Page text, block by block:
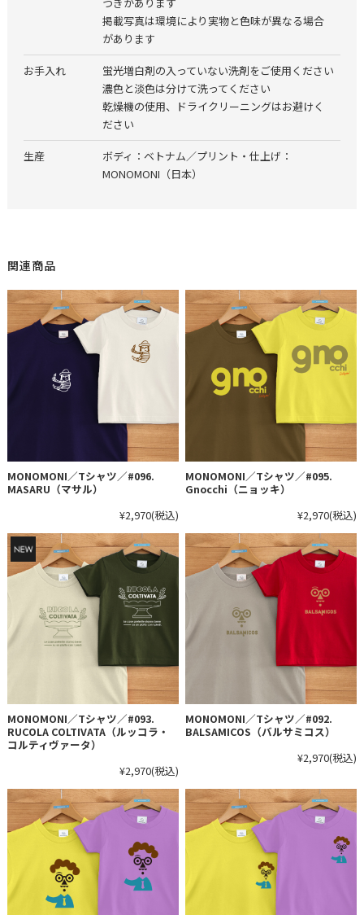
掲載写真は環境により実物と色味が異なる場合
があります
お手入れ
蛍光増白剤の入っていない洗剤をご使用ください
濃色と淡色は分けて洗ってください
乾燥機の使用、ドライクリーニングはお避けく
ださい
生産
ボディ：ベトナム／プリント・仕上げ：
MONOMONI（日本）
関連商品
MONOMONI／Tシャツ／#096.
MASARU（マサル）
¥2,970(税込)
MONOMONI／Tシャツ／#095.
Gnocchi（ニョッキ）
¥2,970(税込)
MONOMONI／Tシャツ／#093.
RUCOLA COLTIVATA（ルッコラ・
コルティヴァータ）
¥2,970(税込)
MONOMONI／Tシャツ／#092.
BALSAMICOS（バルサミコス）
¥2,970(税込)